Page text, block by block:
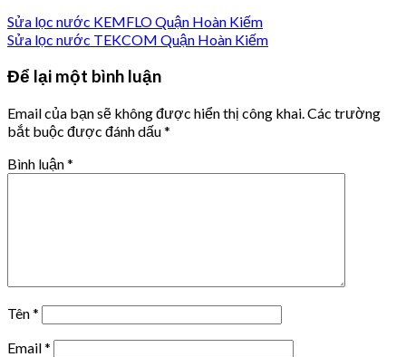
Sửa lọc nước KEMFLO Quận Hoàn Kiếm
Sửa lọc nước TEKCOM Quận Hoàn Kiếm
Để lại một bình luận
Email của bạn sẽ không được hiển thị công khai. Các trường
bắt buộc được đánh dấu*
Bình luận*
Tên*
Email*